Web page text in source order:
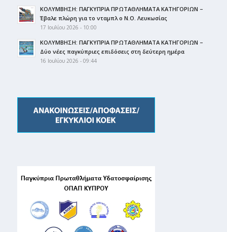
ΚΟΛΥΜΒΗΣΗ: ΠΑΓΚΥΠΡΙΑ ΠΡΩΤΑΘΛΗΜΑΤΑ ΚΑΤΗΓΟΡΙΩΝ –
Έβαλε πλώρη για το νταμπλ ο Ν.Ο. Λευκωσίας
17 Ιουλίου 2026 - 10:00
ΚΟΛΥΜΒΗΣΗ: ΠΑΓΚΥΠΡΙΑ ΠΡΩΤΑΘΛΗΜΑΤΑ ΚΑΤΗΓΟΡΙΩΝ –
Δύο νέες παγκύπριες επιδόσεις στη δεύτερη ημέρα
16 Ιουλίου 2026 - 09:44